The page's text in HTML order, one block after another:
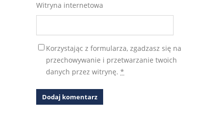
Witryna internetowa
Korzystając z formularza, zgadzasz się na
przechowywanie i przetwarzanie twoich
danych przez witrynę. *